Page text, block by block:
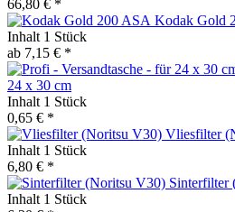
66,80 € *
Kodak Gold
Inhalt 1 Stück
ab 7,15 € *
24 x 30 cm
Inhalt 1 Stück
0,65 € *
Vliesfilter
Inhalt 1 Stück
6,80 € *
Sinterfilter
Inhalt 1 Stück